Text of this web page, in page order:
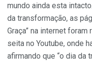
mundo ainda esta
da transformação, as
Graça” na internet
seita no Youtube, onde
afirmando que “o dia da